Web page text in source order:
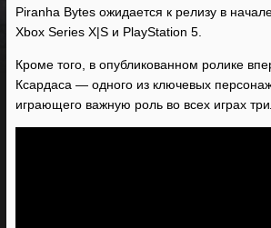
Piranha Bytes ожидается к релизу в
Xbox Series X|S и PlayStation 5.
Кроме того, в опубликованном ролике
Ксардаса — одного из ключевых
играющего важную роль во всех играх